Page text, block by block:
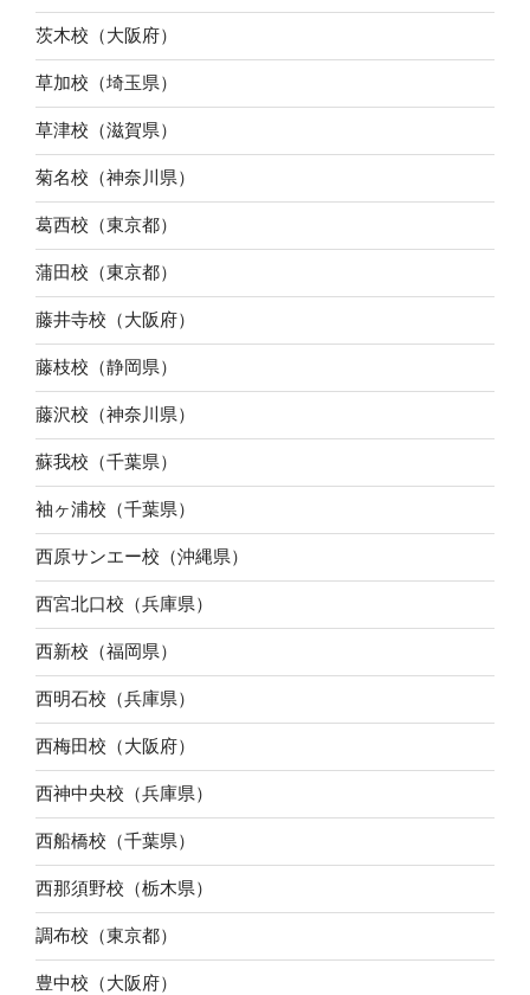
茨木校（大阪府）
草加校（埼玉県）
草津校（滋賀県）
菊名校（神奈川県）
葛西校（東京都）
蒲田校（東京都）
藤井寺校（大阪府）
藤枝校（静岡県）
藤沢校（神奈川県）
蘇我校（千葉県）
袖ヶ浦校（千葉県）
西原サンエー校（沖縄県）
西宮北口校（兵庫県）
西新校（福岡県）
西明石校（兵庫県）
西梅田校（大阪府）
西神中央校（兵庫県）
西船橋校（千葉県）
西那須野校（栃木県）
調布校（東京都）
豊中校（大阪府）